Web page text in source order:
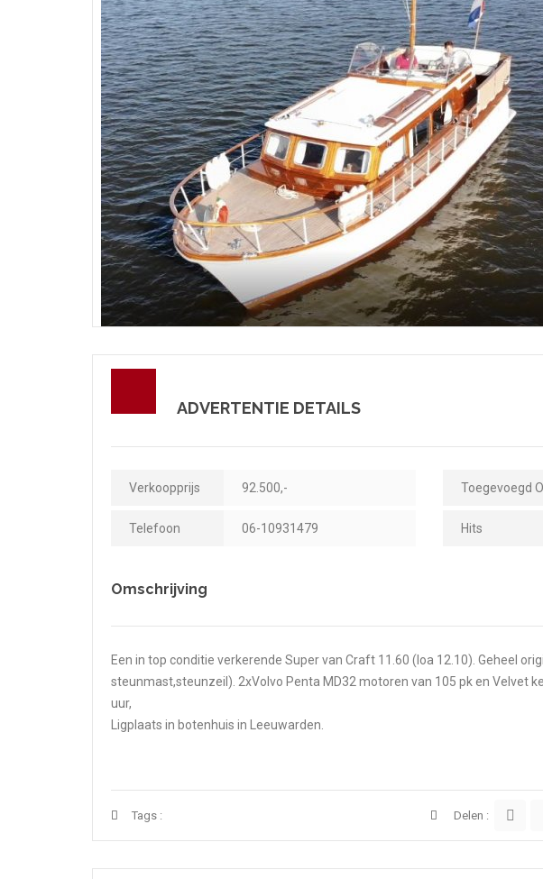
ADVERTENTIE DETAILS
Verkoopprijs 92.500,- Toegevoegd
Telefoon 06-10931479 Hits
Omschrijving
Een in top conditie verkerende Super van Craft 11.60 (loa 12.10). Geheel
steunmast,steunzeil). 2xVolvo Penta MD32 motoren van 105 pk en Velvet
uur,
Ligplaats in botenhuis in Leeuwarden.
Tags : Delen :